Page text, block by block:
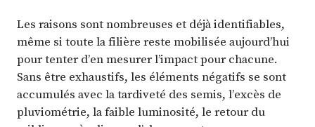
Les raisons sont nombreuses et déjà identifiables,
même si toute la filière reste mobilisée aujourd’hui
pour tenter d’en mesurer l’impact pour chacune.
Sans être exhaustifs, les éléments négatifs se sont
accumulés avec la tardiveté des semis, l’excès de
pluviométrie, la faible luminosité, le retour du